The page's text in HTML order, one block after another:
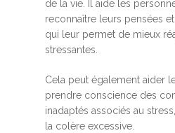
de la vie. Il aide les
reconnaître leurs pensées
qui leur permet de mieux
stressantes.
Cela peut également aider
prendre conscience des
inadaptés associés au
la colère excessive.